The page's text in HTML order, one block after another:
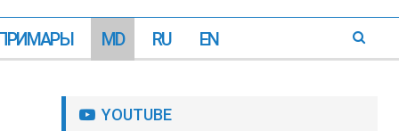
MD RU EN
YOUTUBE